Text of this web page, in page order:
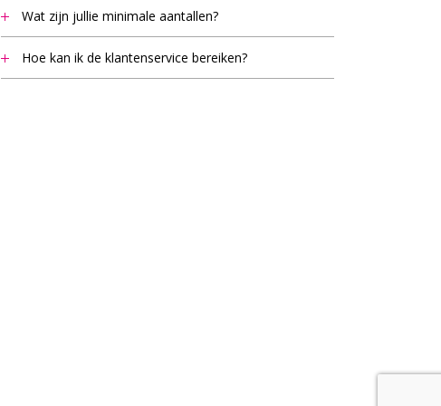
Wat zijn jullie minimale aantallen?
Het minimale bestel aantal staat bij de meeste artikelen
vermeld, dit is het laagste aantal dat vermeld staat als er
Hoe kan ik de klantenservice bereiken?